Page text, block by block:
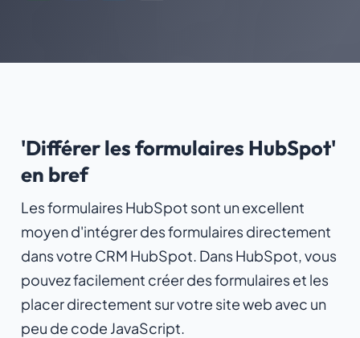
'Différer les formulaires HubSpot'
en bref
Les formulaires HubSpot sont un excellent
moyen d'intégrer des formulaires directement
dans votre CRM HubSpot. Dans HubSpot, vous
pouvez facilement créer des formulaires et les
placer directement sur votre site web avec un
peu de code JavaScript.